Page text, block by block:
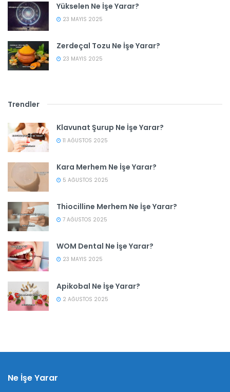
Yükselen Ne İşe Yarar?
23 MAYIS 2025
Zerdeçal Tozu Ne İşe Yarar?
23 MAYIS 2025
Trendler
Klavunat Şurup Ne İşe Yarar?
11 AĞUSTOS 2025
Kara Merhem Ne İşe Yarar?
5 AĞUSTOS 2025
Thiocilline Merhem Ne İşe Yarar?
7 AĞUSTOS 2025
WOM Dental Ne İşe Yarar?
23 MAYIS 2025
Apikobal Ne İşe Yarar?
2 AĞUSTOS 2025
Ne İşe Yarar